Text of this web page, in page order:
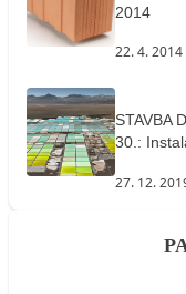
2014
22. 4. 2014
STAVBA
30.:
27. 12.